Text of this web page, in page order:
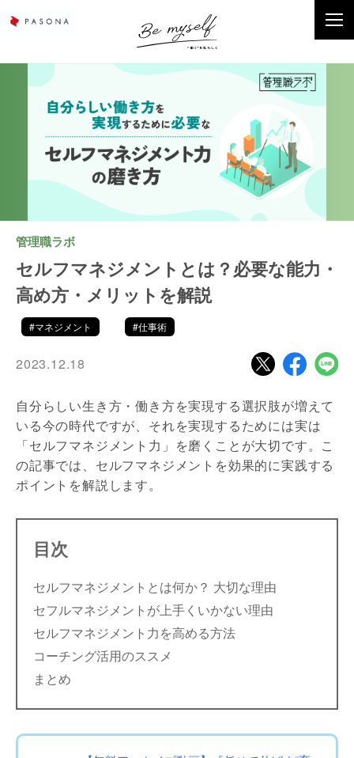
管理職ラボ
セルフマネジメントとは？必要な能力・
高め方・メリットを解説
#マネジメント #仕事術
2023.12.18
自分らしい生き方・働き方を実現する選択肢が増えて
いる今の時代ですが、それを実現するためには実は
「セルフマネジメント力」を磨くことが大切です。こ
の記事では、セルフマネジメントを効果的に実践する
ポイントを解説します。
目次
セルフマネジメントとは何か？ 大切な理由
セフルマネジメントが上手くいかない理由
セルフマネジメント力を高める方法
コーチング活用のススメ
まとめ